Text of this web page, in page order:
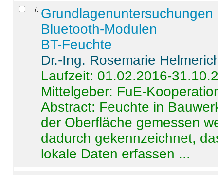
7
Bluetooth-Modulen
BT-Feuchte
Dr.-Ing. Rosemarie
Laufzeit: 01.02.2016-
Mittelgeber: FuE-
Abstract: Feuchte in
der Oberfläche gemessen
dadurch gekennzeichnet,
lokale Daten erfassen ...